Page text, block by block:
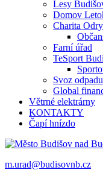
Lesy
Domov
Charita Odry
Farní úřad
TeSport
Svoz odpadu
Global
Větrné elektrárny
KONTAKTY
Čapí hnízdo
m.urad@budisovnb.cz